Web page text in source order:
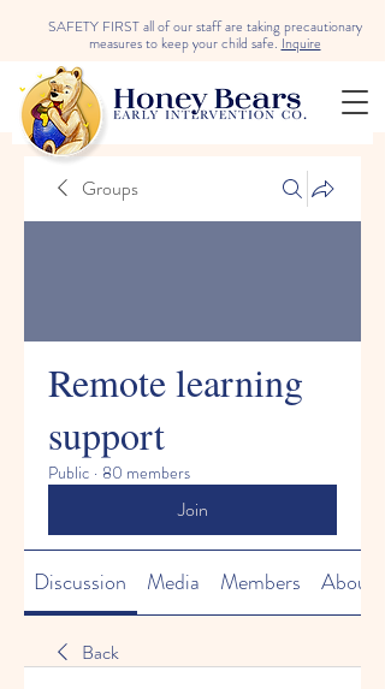
SAFETY FIRST all of our staff are taking precautionary
measures to keep your child safe.Inquire
Groups
Remote learning
support
Public · 80 members
Join
Discussion Media Members About
Back